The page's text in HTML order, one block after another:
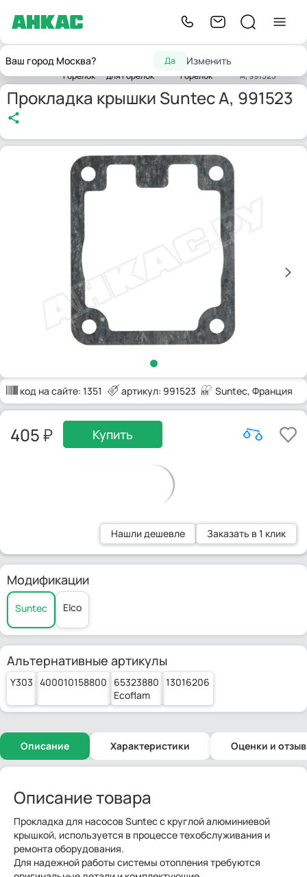
Ваш город Москва? Да Изменить
Главнаядля
горелок
комплектующих
для горелок
насосов для
горелок
A, 991523
Прокладка крышки Suntec A, 991523
код на сайте: 1351 артикул: 991523 Suntec, Франция
405 Купить
Нашли дешевле Заказать в 1 клик
Модификации
Suntec Elco
Альтернативные артикулы
Y303 400010158800
65323880
Ecoflam
13016206
Описание Характеристики Оценки и
Описание товара
Прокладка для насосов Suntec с круглой алюминиевой
крышкой, используется в процессе техобслуживания и
ремонта оборудования.
Для надежной работы системы отопления требуются